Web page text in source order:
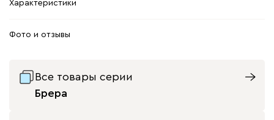
Характеристики
Фото и отзывы
Все товары серии
Брера